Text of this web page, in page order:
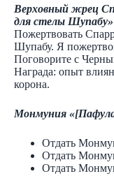
Верховный жрец
для стелы Шупабу»
Пожертвовать
Шупабу. Я
Поговорите с
Награда: опыт
корона.
Монмуния
Отдать
Отдать
Отдать